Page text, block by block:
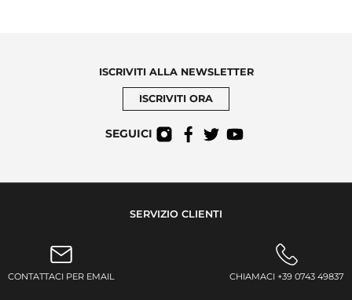
ISCRIVITI ALLA NEWSLETTER
ISCRIVITI ORA
SEGUICI
SERVIZIO CLIENTI
CONTATTACI PER EMAIL CHIAMACI +39 0743 49837